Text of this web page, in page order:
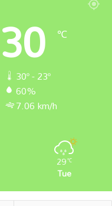
30 ℃
30º - 23º
60%
7.06 km/h
29℃
Tue